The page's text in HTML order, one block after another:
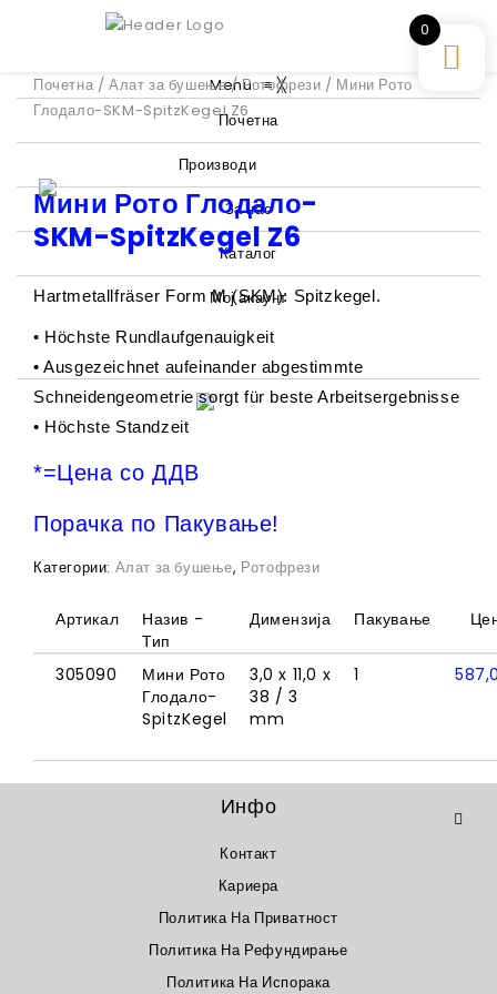
Menu≡╳
Почетна
Производи
За нас
Каталог
Мој акаунт
Почетна /Алат за бушење/Ротофрези / Мини Рото
Глодало-SKM-SpitzKegel Z6
Мини Рото Глодало-
SKM-SpitzKegel Z6
Hartmetallfräser Form M (SKM): Spitzkegel.
• Höchste Rundlaufgenauigkeit
• Ausgezeichnet aufeinander abgestimmte
Schneidengeometrie sorgt für beste Arbeitsergebnisse
• Höchste Standzeit
*=Цена со ДДВ
Порачка по Пакување!
Категории: Алат за бушење, Ротофрези
Артикал
Назив -
Тип
Димензија Пакување
305090
Мини Рото
Глодало-
SpitzKegel
3,0 x 11,0 x
38 / 3
mm
1
Инфо
Контакт
Кариера
Политика На Приватност
Политика На Рефундирање
Политика На Испорака
0